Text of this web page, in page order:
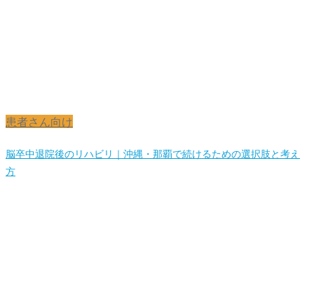
患者さん向け
脳卒中退院後のリハビリ｜沖縄・那覇で続けるための選択肢と考え
方